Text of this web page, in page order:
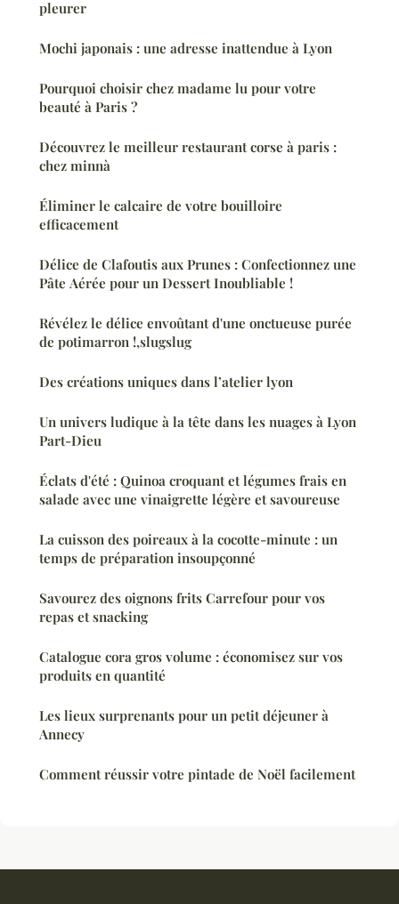
pleurer
Mochi japonais : une adresse inattendue à Lyon
Pourquoi choisir chez madame lu pour votre
beauté à Paris ?
Découvrez le meilleur restaurant corse à paris :
chez minnà
Éliminer le calcaire de votre bouilloire
efficacement
Délice de Clafoutis aux Prunes : Confectionnez une
Pâte Aérée pour un Dessert Inoubliable !
Révélez le délice envoûtant d'une onctueuse purée
de potimarron !,slugslug
Des créations uniques dans l’atelier lyon
Un univers ludique à la tête dans les nuages à Lyon
Part-Dieu
Éclats d'été : Quinoa croquant et légumes frais en
salade avec une vinaigrette légère et savoureuse
La cuisson des poireaux à la cocotte-minute : un
temps de préparation insoupçonné
Savourez des oignons frits Carrefour pour vos
repas et snacking
Catalogue cora gros volume : économisez sur vos
produits en quantité
Les lieux surprenants pour un petit déjeuner à
Annecy
Comment réussir votre pintade de Noël facilement